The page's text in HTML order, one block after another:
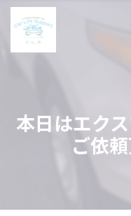
本日はエク
ご依